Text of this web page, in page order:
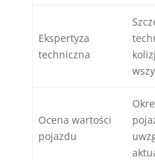
Ekspertyza
techniczna
Ocena wartości
pojazdu